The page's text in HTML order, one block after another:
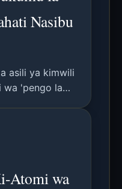
Nasibu
asili ya kimwili
wa 'pengo la
wa
ya
Atomi wa